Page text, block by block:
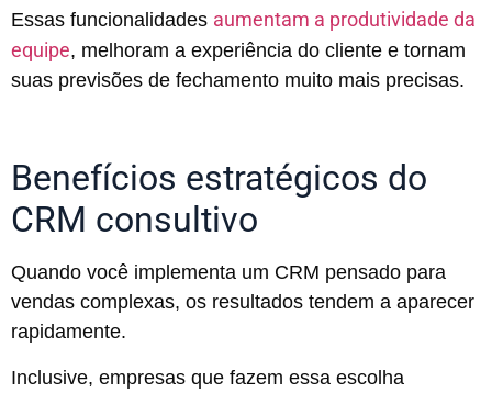
Essas funcionalidades aumentam a produtividade da
equipe, melhoram a experiência do cliente e tornam
suas previsões de fechamento muito mais precisas.
Benefícios estratégicos do
CRM consultivo
Quando você implementa um CRM pensado para
vendas complexas, os resultados tendem a aparecer
rapidamente.
Inclusive, empresas que fazem essa escolha